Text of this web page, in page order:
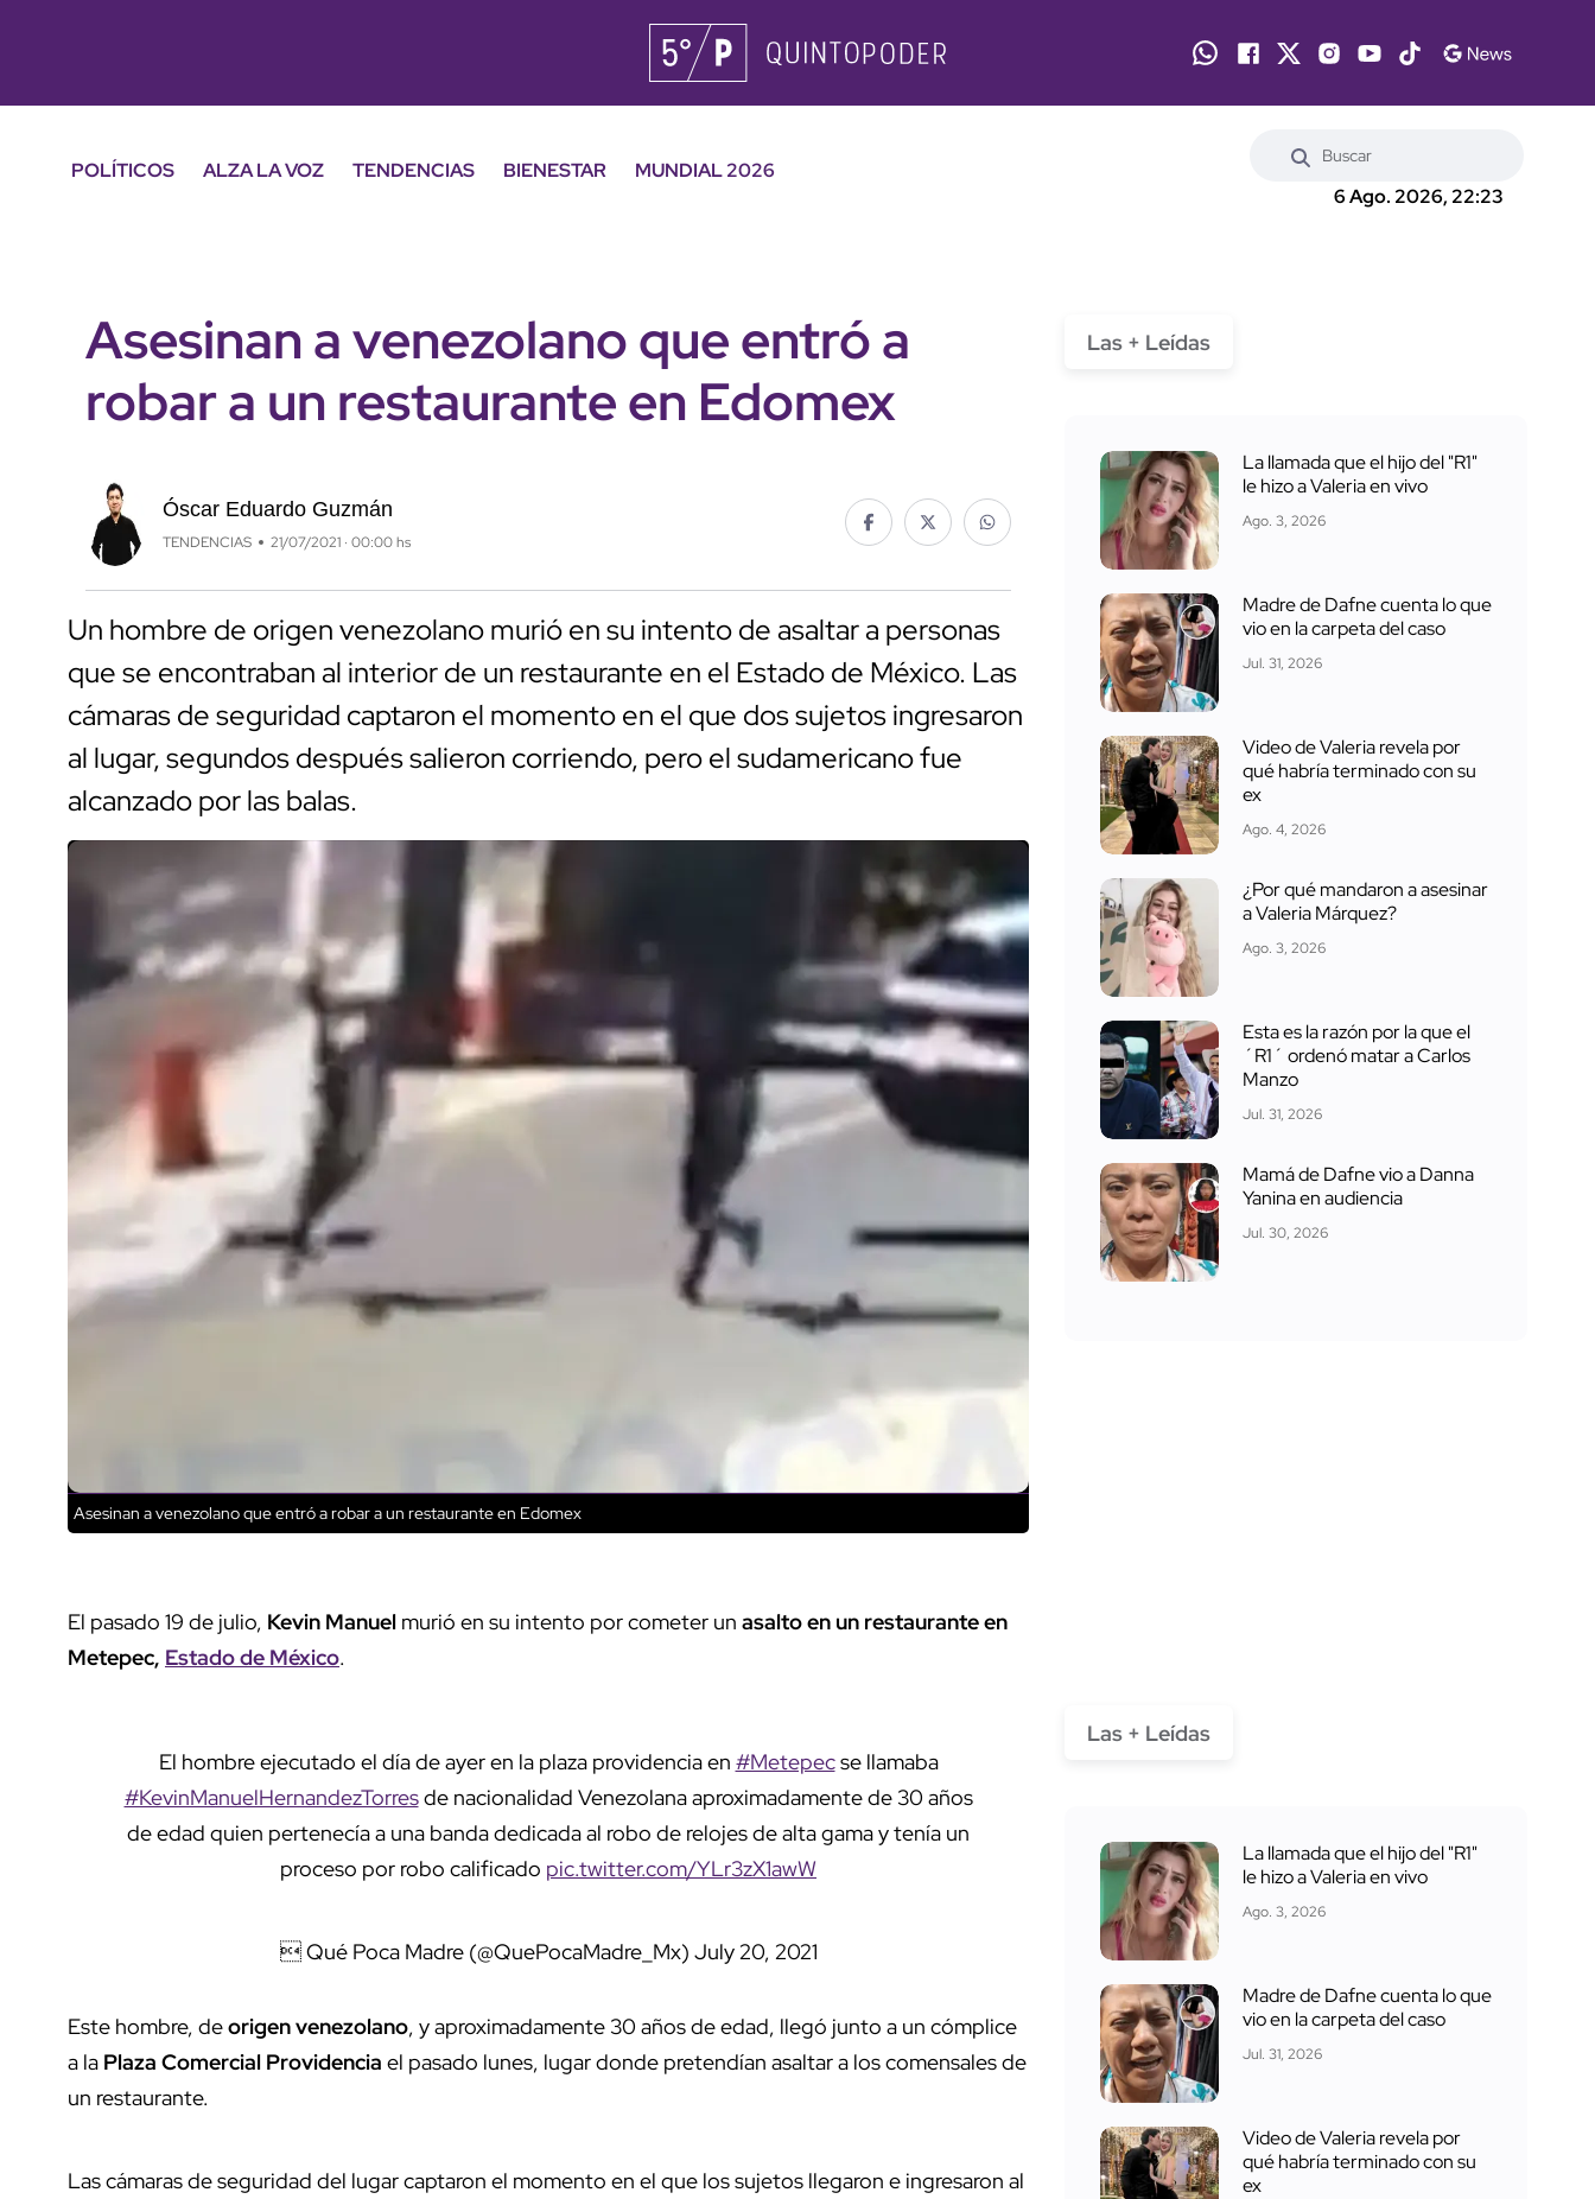
POLÍTICOS ALZA LA VOZ TENDENCIAS BIENESTAR
MUNDIAL 2026
6 Ago. 2026, 22:23
Asesinan a venezolano que entró a
robar a un restaurante en Edomex
Óscar Eduardo Guzmán
TENDENCIAS 21/07/2021 · 00:00 hs
Un hombre de origen venezolano murió en su intento de asaltar a personas
que se encontraban al interior de un restaurante en el Estado de México. Las
cámaras de seguridad captaron el momento en el que dos sujetos ingresaron
al lugar, segundos después salieron corriendo, pero el sudamericano fue
alcanzado por las balas.
Asesinan a venezolano que entró a robar a un restaurante en Edomex
El pasado 19 de julio, Kevin Manuel murió en su intento por cometer un asalto en un restaurante en
Metepec, Estado de México.
El hombre ejecutado el día de ayer en la plaza providencia en #Metepecse llamaba
#KevinManuelHernandezTorresde nacionalidad Venezolana aproximadamente de 30 años
de edad quien pertenecía a una banda dedicada al robo de relojes de alta gama y tenía un
proceso por robo calificado pic.twitter.com/YLr3zX1awW
 Qué Poca Madre (@QuePocaMadre_Mx) July 20, 2021
Este hombre, deorigen venezolano, y aproximadamente 30 años de edad, llegó junto a un cómplice
a la Plaza Comercial Providencia el pasado lunes, lugar donde pretendían asaltar a los comensales de
un restaurante.
Las cámaras de seguridad del lugar captaron el momento en el que los sujetos llegaron e ingresaron al
Las + Leídas
La llamada que el hijo del "R1"
le hizo a Valeria en vivo
Ago. 3, 2026
Madre de Dafne cuenta lo que
vio en la carpeta del caso
Jul. 31, 2026
Video de Valeria revela por
qué habría terminado con su
ex
Ago. 4, 2026
¿Por qué mandaron a asesinar
a Valeria Márquez?
Ago. 3, 2026
Esta es la razón por la que el
´R1´ ordenó matar a Carlos
Manzo
Jul. 31, 2026
Mamá de Dafne vio a Danna
Yanina en audiencia
Jul. 30, 2026
Las + Leídas
La llamada que el hijo del "R1"
le hizo a Valeria en vivo
Ago. 3, 2026
Madre de Dafne cuenta lo que
vio en la carpeta del caso
Jul. 31, 2026
Video de Valeria revela por
qué habría terminado con su
ex